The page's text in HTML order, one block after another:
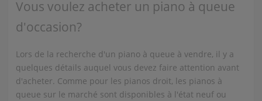
Vous voulez acheter un piano à queue
d'occasion?
Lors de la recherche d'un piano à queue à vendre, il y a
quelques détails auquel vous devez faire attention avant
d'acheter. Comme pour les pianos droit, les pianos à
queue sur le marché sont disponibles à l'état neuf ou